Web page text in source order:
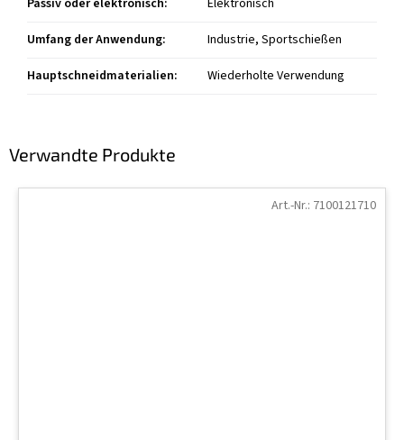
Verwandte Produkte
Art.-Nr.: 7100121710
Passiv oder elektronisch:
Elektronisch
Umfang der Anwendung:
Industrie, Sportschießen
Hauptschneidmaterialien: Wiederholte Verwendung